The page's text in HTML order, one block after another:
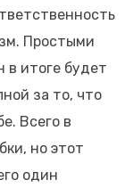
Простыми
в итоге будет
за то, что
Всего в
но этот
один